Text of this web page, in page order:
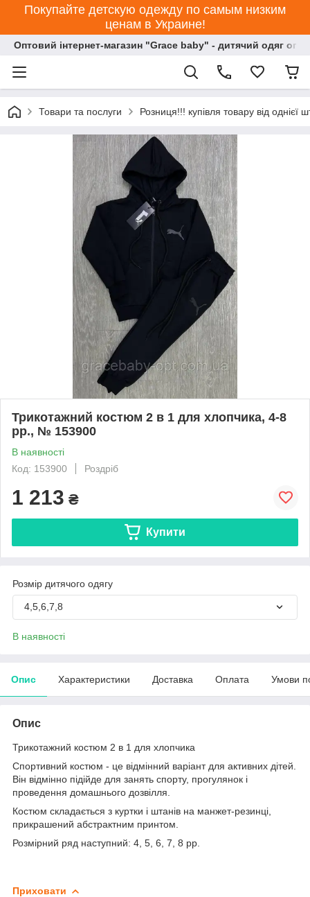
Покупайте детскую одежду по самым низким
ценам в Украине!
Оптовий інтернет-магазин "Grace baby" - дитячий одяг
Товари та послуги Розниця!!! купівля товару від однієї
Трикотажний костюм 2 в 1 для хлопчика, 4-8
рр., № 153900
В наявності
Код: 153900
Роздріб
1 213 ₴
Купити
Розмір дитячого одягу
4,5,6,7,8
В наявності
Опис Характеристики Доставка Оплата Умови
Опис
Трикотажний костюм 2 в 1 для хлопчика
Спортивний костюм - це відмінний варіант для активних дітей.
Він відмінно підійде для занять спорту, прогулянок і
проведення домашнього дозвілля.
Костюм складається з куртки і штанів на манжет-резинці,
прикрашений абстрактним принтом.
Розмірний ряд наступний: 4, 5, 6, 7, 8 рр.
Приховати